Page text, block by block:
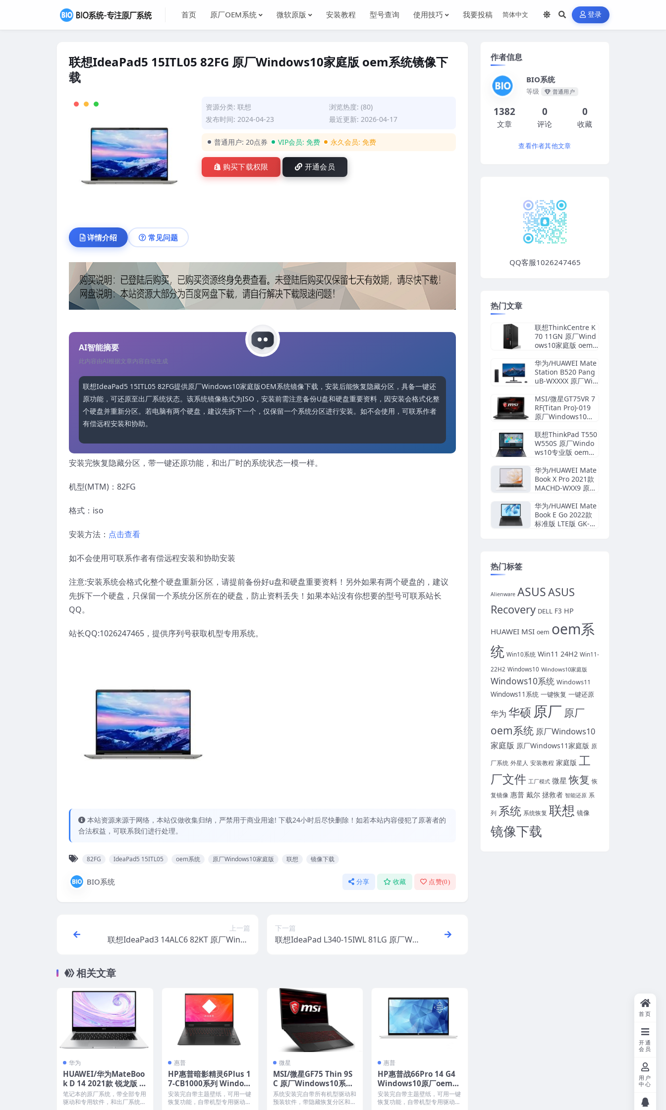
首页 原厂OEM系统 微软原版 安装教程 型号查询 使用技巧 我要投稿 登录
联想IdeaPad5 15ITL05 82FG 原厂Windows10家庭版 oem系统镜像下
载
资源分类:联想
浏览热度: (80)
发布时间: 2024-04-23
最近更新: 2026-04-17
普通用户:20点券 VIP会员:免费 永久会员:免费
购买下载权限 开通会员
详情介绍 常见问题
AI智能摘要
此内容由AI根据文章内容自动生成
联想IdeaPad5 15ITL05 82FG提供原厂Windows10家庭版OEM系统镜像下载，安装后能恢复隐藏分区，具备一键还
原功能，可还原至出厂系统状态。该系统镜像格式为ISO，安装前需注意备份U盘和硬盘重要资料，因安装会格式化整
个硬盘并重新分区。若电脑有两个硬盘，建议先拆下一个，仅保留一个系统分区进行安装。如不会使用，可联系作者
有偿远程安装和协助。
安装完恢复隐藏分区，带一键还原功能，和出厂时的系统状态一模一样。
机型(MTM)：82FG
格式：iso
安装方法： 点击查看
如不会使用可联系作者有偿远程安装和协助安装
注意:安装系统会格式化整个硬盘重新分区，请提前备份好u盘和硬盘重要资料！另外如果有两个硬盘的，建议
先拆下一个硬盘，只保留一个系统分区所在的硬盘，防止资料丢失！如果本站没有你想要的型号可联系站长
QQ。
站长QQ:1026247465，提供序列号获取机型专用系统。
本站资源来源于网络，本站仅做收集归纳，严禁用于商业用途! 下载24小时后尽快删除！如若本站内容侵犯了原著者的
合法权益，可联系我们进行处理。
82FG IdeaPad5 15ITL05 oem系统 原厂Windows10家庭版 联想 镜像下载
BIO系统 分享 收藏 点赞(0)
上一篇
联想IdeaPad3 14ALC6 82KT 原厂Windo
下一篇
联想IdeaPad L340-15IWL 81LG 原厂Win
相关文章
华为
HUAWEI/华为MateBoo
k D 14 2021款 锐龙版 N
bM-WFQ9 Win10家庭
版 原厂oem系统
笔记本的原厂系统，带全部专用
驱动和专用软件，和出厂系统一
惠普
HP惠普暗影精灵6Plus 1
7-CB1000系列 Window
s10原厂oem系统镜像下
载
安装完自带主题壁纸，可用一键
恢复功能，自带机型专用驱动和
微星
MSI/微星GF75 Thin 9S
C 原厂Windows10系统
oem系统 带F3一键恢复
系统安装完自带所有机型驱动和
预装软件，带隐藏恢复分区和F3
惠普
HP惠普战66Pro 14 G4
Windows10原厂oem系
统镜像下载
安装完自带主题壁纸，可用一键
恢复功能，自带机型专用驱动和
作者信息
BIO系统
等级 普通用户
1382
文章
0
评论
0
收藏
查看作者其他文章
QQ客服1026247465
热门文章
联想ThinkCentre K
70 11GN 原厂Wind
ows10家庭版 oem
华为/HUAWEI Mate
Station B520 Pang
uB-WXXXX 原厂Win
件 带F10智能还原
MSI/微星GT75VR 7
RF(Titan Pro)-019
原厂Windows10系
键恢复
联想ThinkPad T550
W550S 原厂Windo
ws10专业版 oem系
华为/HUAWEI Mate
Book X Pro 2021款
MACHD-WXX9 原厂
厂文件 带F10智能还
原
华为/HUAWEI Mate
Book E Go 2022款
标准版 LTE版 GK-G5
热门标签
Alienware ASUSASUS
Recovery DELL F3 HP
HUAWEI MSI oem oem系
统 Win10系统 Win11 24H2 Win11-
22H2 Windows10 Windows10家庭版
Windows10系统 Windows11
Windows11系统 一键恢复 一键还原
华为 华硕 原厂 原厂
oem系统 原厂Windows10
家庭版 原厂Windows11家庭版 原
厂系统 外星人 安装教程 家庭版 工
厂文件 工厂模式 微星 恢复 恢
复镜像 惠普 戴尔 拯救者 智能还原 系
列 系统 系统恢复 联想 镜像
镜像下载
首页
开通
会员
用户
中心